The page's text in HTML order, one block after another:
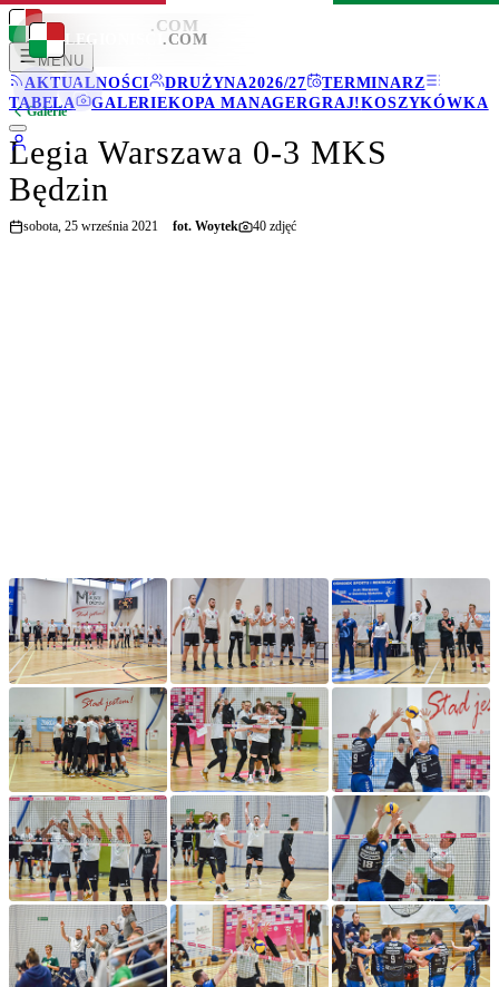
LEGIONISCI .COM
MENU
AKTUALNOŚCI
DRUŻYNA2026/27
TERMINARZ
TABELA
GALERIEKOPA MANAGERGRAJ!KOSZYKÓWKA
LEGIONISCI .COM
Galerie
Legia Warszawa 0-3 MKS
Będzin
sobota, 25 września 2021 fot. Woytek 40 zdjęć